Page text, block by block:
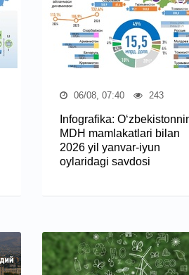
06/08, 07:40 243
Infografika:
MDH mamlakatlari bilan
2026 yil yanvar-iyun
oylaridagi savdosi